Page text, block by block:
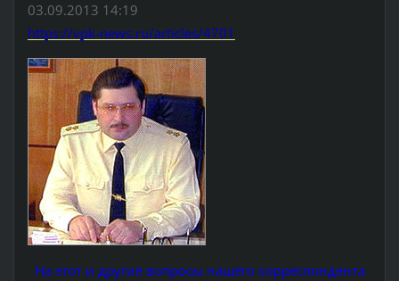
03.09.2013 14:19
https://vpk-news.ru/articles/4701
На этот и другие вопросы нашего корреспондента